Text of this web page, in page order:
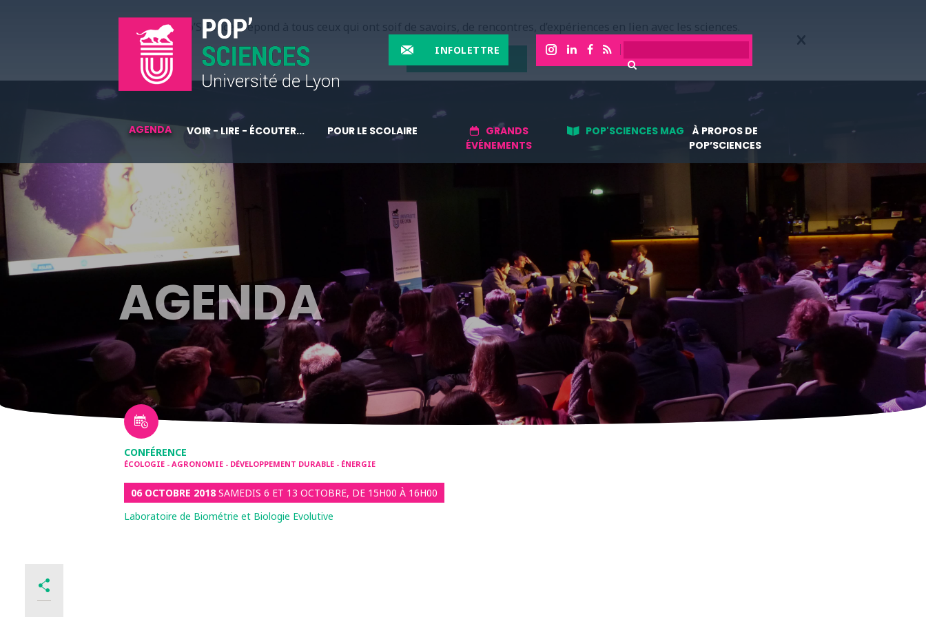
Pop’Sciences répond à tous ceux qui ont soif de savoirs, de rencontres, d’expériences en lien avec les sciences.
INFOLETTRE
AGENDA VOIR - LIRE - ÉCOUTER... POUR LE SCOLAIRE
GRANDS
ÉVÉNEMENTS
POP'SCIENCES MAG
À PROPOS DE
POP’SCIENCES
AGENDA
CONFÉRENCE
ÉCOLOGIE - AGRONOMIE - DÉVELOPPEMENT DURABLE - ÉNERGIE
06 OCTOBRE 2018SAMEDIS 6 ET 13 OCTOBRE, DE 15H00 À 16H00
Laboratoire de Biométrie et Biologie Evolutive